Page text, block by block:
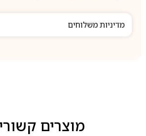
מדיניות משלוחים
מוצרים